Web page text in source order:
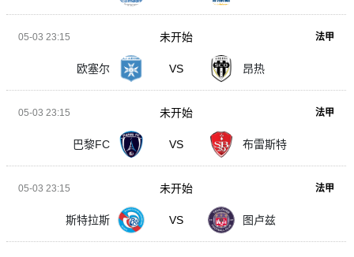
05-03 23:15 法甲
欧塞尔 VS 昂热
未开始
05-03 23:15 法甲
巴黎FC VS 布雷斯特
未开始
05-03 23:15 法甲
斯特拉斯 VS 图卢兹
未开始